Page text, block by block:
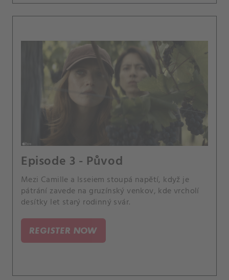
Episode 3 - Původ
Mezi Camille a Isseiem stoupá napětí, když je
pátrání zavede na gruzínský venkov, kde vrcholí
desítky let starý rodinný svár.
REGISTER NOW